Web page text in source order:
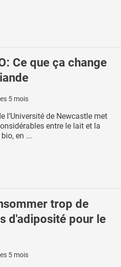
Ce que ça change
5 mois
l’Université de Newcastle met
entre le lait et la
en ...
trop de
d'adiposité pour le
5 mois